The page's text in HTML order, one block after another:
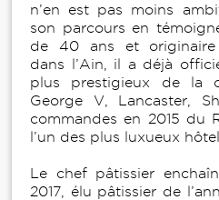
n’en est pas moins
son parcours en
de 40 ans et originaire
dans l’Ain, il a déjà
plus prestigieux de la
George V, Lancaster,
commandes en 2015 du
l’un des plus luxueux
Le chef pâtissier
2017, élu pâtissier de